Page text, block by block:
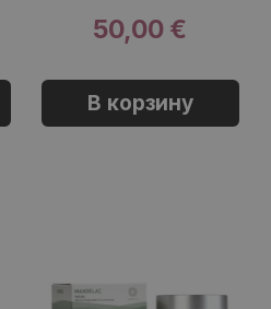
50,00 €
В корзину